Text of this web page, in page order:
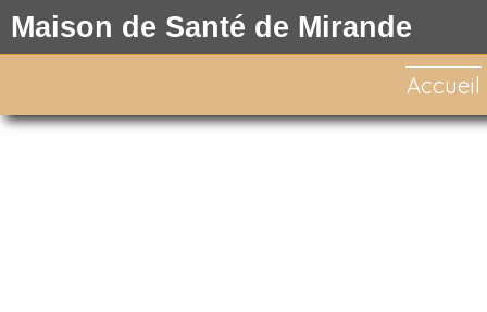
Maison de Santé de Mirande
Accueil